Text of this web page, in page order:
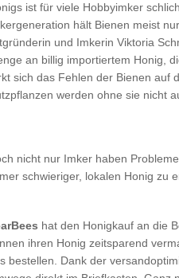
ist für viele Hobbyimker
hält Bienen meist
und Imkerin Viktoria
an billig importiertem Honig,
sich das Fehlen der Bienen auf
werden ohne sie nicht
nicht nur Imker haben
schwieriger, lokalen Honig zu
hat den Honigkauf an die
ihren Honig zeitsparend
bestellen. Dank der